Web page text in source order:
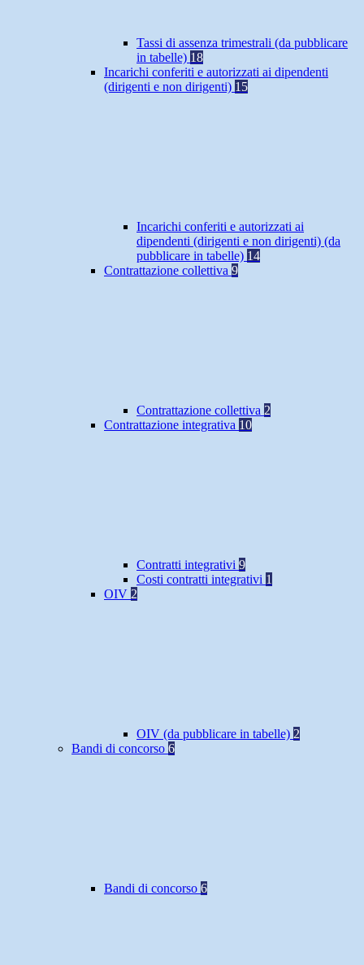
Tassi di assenza trimestrali (da pubblicare
in tabelle) 18
Incarichi conferiti e autorizzati ai dipendenti
(dirigenti e non dirigenti) 15
Incarichi conferiti e autorizzati ai
dipendenti (dirigenti e non dirigenti) (da
pubblicare in tabelle) 14
Contrattazione collettiva 9
Contrattazione collettiva 2
Contrattazione integrativa 10
Contratti integrativi 9
Costi contratti integrativi 1
OIV 2
OIV (da pubblicare in tabelle) 2
Bandi di concorso 6
Bandi di concorso 6